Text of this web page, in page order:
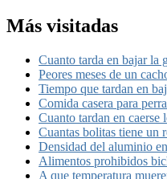
Más visitadas
Cuanto tarda en bajar la
Peores meses de un
Tiempo que tardan en
Comida casera para
Cuanto tardan en caerse
Cuantas bolitas tiene un
Densidad del aluminio
Alimentos prohibidos
A que temperatura